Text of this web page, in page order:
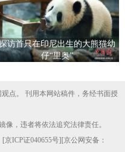
访首只在印尼出生的大熊猫幼
仔“里奥”
点。 刊用本网站稿件，务经书面授
像，违者将依法追究法律责任。
京ICP证040655号][京公网安备：